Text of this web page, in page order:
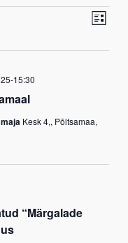
List
15:30
Kesk 4,, Põltsamaa,
“Märgalade